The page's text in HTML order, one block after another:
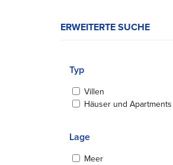
ERWEITERTE SUCHE
Typ
Villen
Häuser und Apartments
Lage
Meer